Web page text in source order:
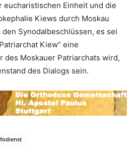
Einheit und die
Kiews durch Moskau
Synodalbeschlüssen, es sei
Kiew“ eine
des Moskauer Patriarchats wird,
des Dialogs sein.